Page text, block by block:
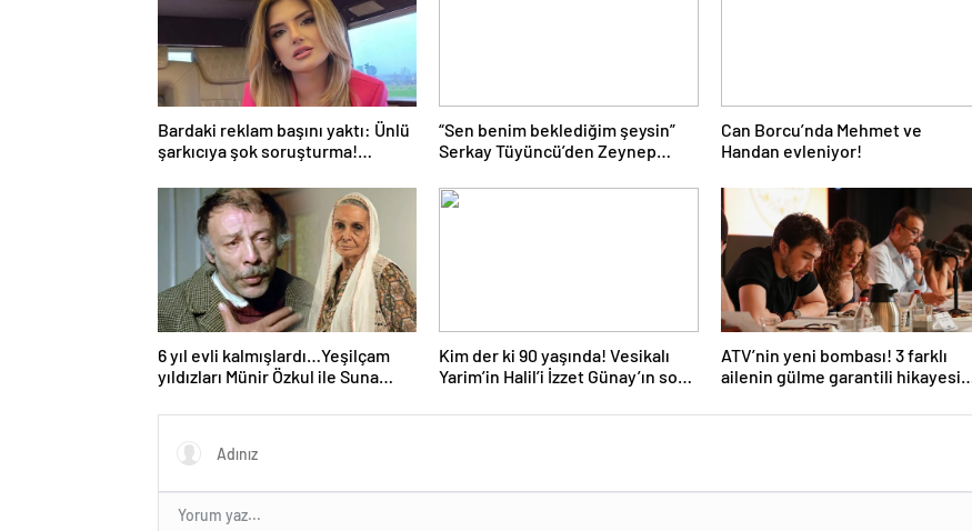
Bardaki reklam başını yaktı: Ünlü
şarkıcıya şok soruşturma!
“Sen benim beklediğim şeysin”
Serkay Tüyüncü’den Zeynep
Can Borcu’nda Mehmet ve
Handan evleniyor!
6 yıl evli kalmışlardı…Yeşilçam
yıldızları Münir Özkul ile Suna
Kim der ki 90 yaşında! Vesikalı
Yarim’in Halil’i İzzet Günay’ın son
ATV’nin yeni bombası! 3 farklı
ailenin gülme garantili hikayesi: